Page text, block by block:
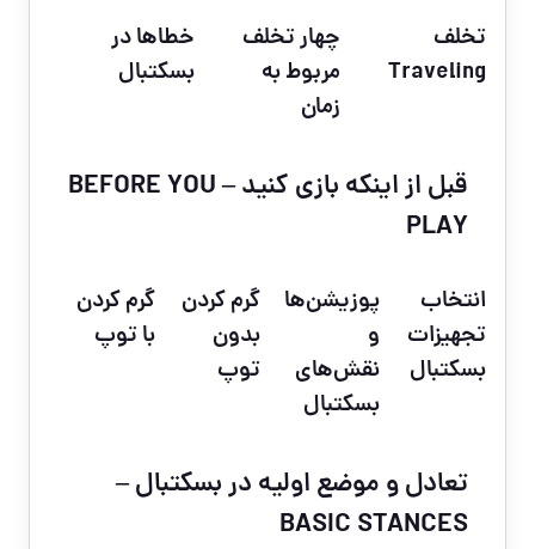
تخلف
Traveling
چهار تخلف
مربوط به
زمان
خطاها در
بسکتبال
قبل از اینکه بازی کنید – BEFORE YOU
PLAY
انتخاب
تجهیزات
بسکتبال
پوزیشن‌ها
و
نقش‌های
بسکتبال
گرم کردن
بدون
توپ
گرم کردن
با توپ
تعادل و موضع اولیه در بسکتبال –
BASIC STANCES